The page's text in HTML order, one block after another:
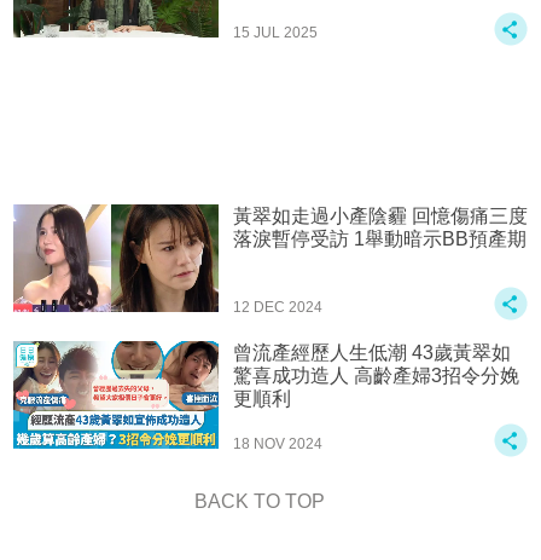
15 JUL 2025
黃翠如走過小產陰霾 回憶傷痛三度
落淚暫停受訪 1舉動暗示BB預產期
12 DEC 2024
曾流產經歷人生低潮 43歲黃翠如
驚喜成功造人 高齡產婦3招令分娩
更順利
18 NOV 2024
BACK TO TOP